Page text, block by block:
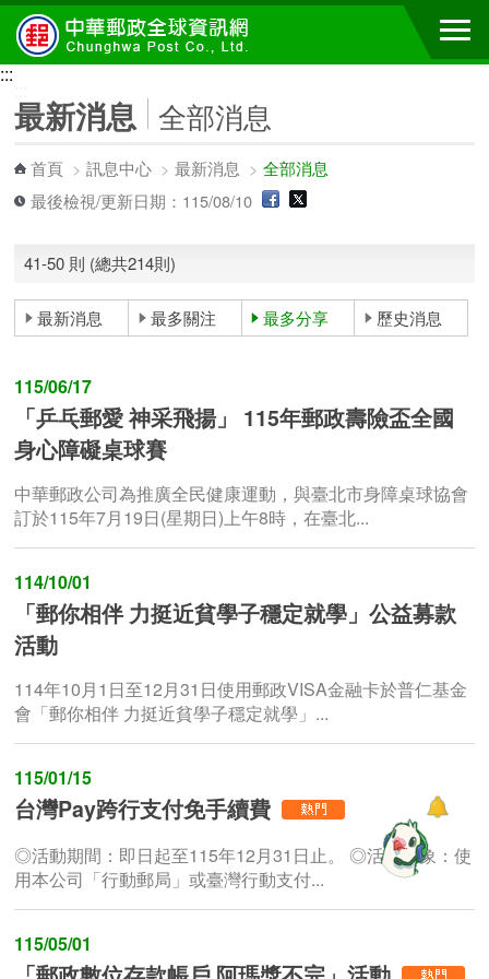
跳到主要內容區塊
:::
最新消息 全部消息
首頁 >訊息中心 >最新消息 >全部消息
最後檢視/更新日期：115/08/10
41-50 則 (總共214則)
最新消息 最多關注 最多分享 歷史消息
115/06/17
「乒乓郵愛 神采飛揚」 115年郵政壽險盃全國
身心障礙桌球賽
中華郵政公司為推廣全民健康運動，與臺北市身障桌球協會
訂於115年7月19日(星期日)上午8時，在臺北...
114/10/01
「郵你相伴 力挺近貧學子穩定就學」公益募款
活動
114年10月1日至12月31日使用郵政VISA金融卡於普仁基金
會「郵你相伴 力挺近貧學子穩定就學」...
115/01/15
台灣Pay跨行支付免手續費
◎活動期間：即日起至115年12月31日止。 ◎活動對象：使
用本公司「行動郵局」或臺灣行動支付...
115/05/01